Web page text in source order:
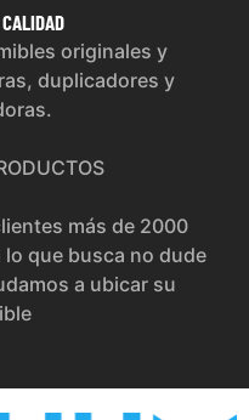
originales y
duplicadores y
más de 2000
que busca no dude
a ubicar su